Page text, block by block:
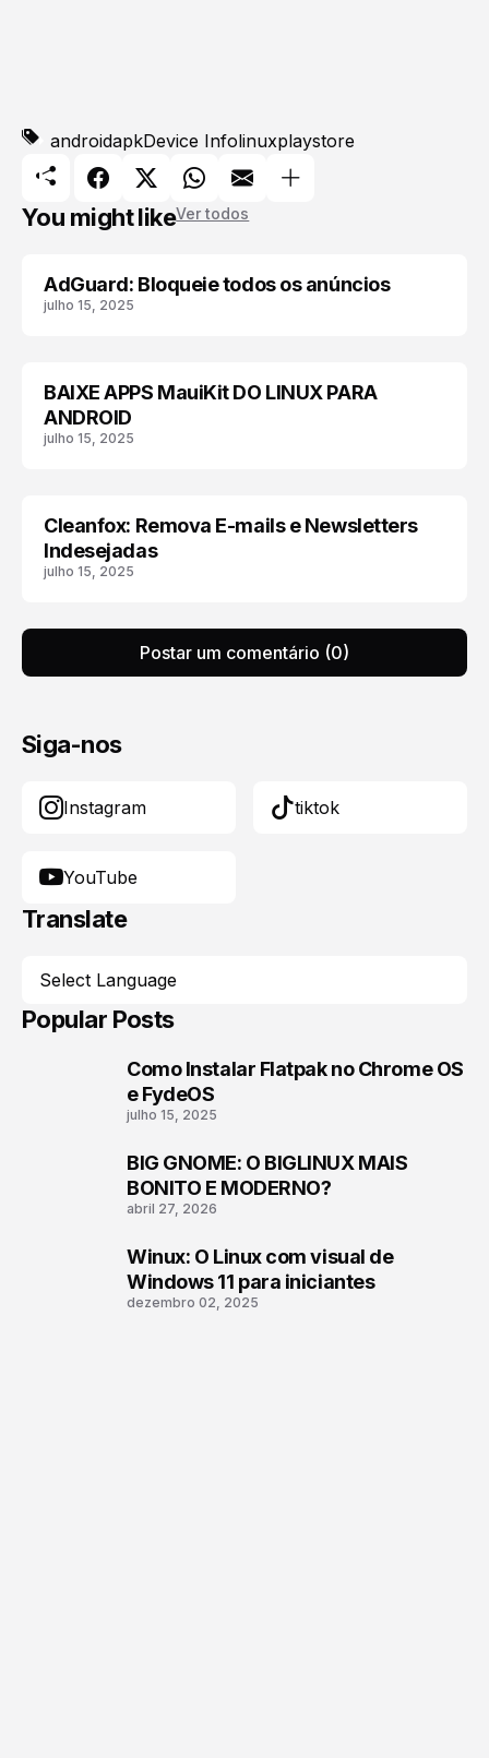
androidapkDevice Infolinuxplaystore
You might likeVer todos
ADGUARD
AdGuard: Bloqueie todos os anúncios
julho 15, 2025
ANDROID
BAIXE APPS MauiKit DO LINUX PARA
ANDROID
julho 15, 2025
ANDROID
Cleanfox: Remova E-mails e Newsletters
Indesejadas
julho 15, 2025
Postar um comentário (0)
Siga-nos
Instagram tiktok
YouTube
Translate
Popular Posts
Como Instalar Flatpak no Chrome OS
e FydeOS
julho 15, 2025
BIG GNOME: O BIGLINUX MAIS
BONITO E MODERNO?
abril 27, 2026
Winux: O Linux com visual de
Windows 11 para iniciantes
dezembro 02, 2025